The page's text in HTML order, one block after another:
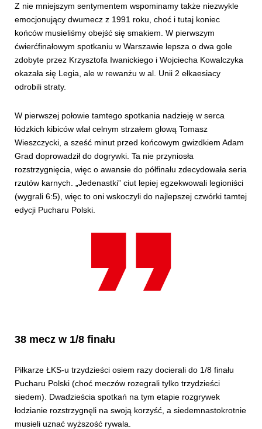
Z nie mniejszym sentymentem wspominamy także niezwykle
emocjonujący dwumecz z 1991 roku, choć i tutaj koniec
końców musieliśmy obejść się smakiem. W pierwszym
ćwierćfinałowym spotkaniu w Warszawie lepsza o dwa gole
zdobyte przez Krzysztofa Iwanickiego i Wojciecha Kowalczyka
okazała się Legia, ale w rewanżu w al. Unii 2 ełkaesiacy
odrobili straty.
W pierwszej połowie tamtego spotkania nadzieję w serca
łódzkich kibiców wlał celnym strzałem głową Tomasz
Wieszczycki, a sześć minut przed końcowym gwizdkiem Adam
Grad doprowadził do dogrywki. Ta nie przyniosła
rozstrzygnięcia, więc o awansie do półfinału zdecydowała seria
rzutów karnych. „Jedenastki” ciut lepiej egzekwowali legioniści
(wygrali 6:5), więc to oni wskoczyli do najlepszej czwórki tamtej
edycji Pucharu Polski.
38 mecz w 1/8 finału
Piłkarze ŁKS-u trzydzieści osiem razy docierali do 1/8 finału
Pucharu Polski (choć meczów rozegrali tylko trzydzieści
siedem). Dwadzieścia spotkań na tym etapie rozgrywek
łodzianie rozstrzygnęli na swoją korzyść, a siedemnastokrotnie
musieli uznać wyższość rywala.